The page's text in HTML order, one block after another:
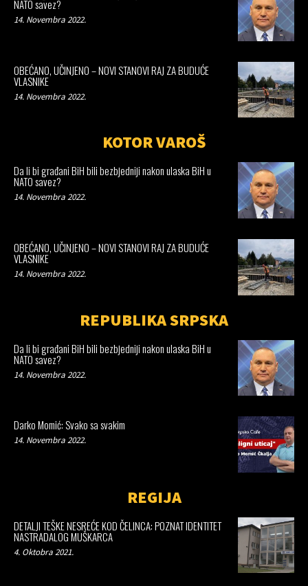
NATO savez?
14. Novembra 2022.
OBEĆANO, UČINJENO – NOVI STANOVI RAJ ZA BUDUĆE
VLASNIKE
14. Novembra 2022.
KOTOR VAROŠ
Da li bi građani BiH bili bezbjedniji nakon ulaska BiH u
NATO savez?
14. Novembra 2022.
OBEĆANO, UČINJENO – NOVI STANOVI RAJ ZA BUDUĆE
VLASNIKE
14. Novembra 2022.
REPUBLIKA SRPSKA
Da li bi građani BiH bili bezbjedniji nakon ulaska BiH u
NATO savez?
14. Novembra 2022.
Darko Momić: Svako sa svakim
14. Novembra 2022.
REGIJA
DETALJI TEŠKE NESREĆE KOD ČELINCA: POZNAT IDENTITET
NASTRADALOG MUŠKARCA
4. Oktobra 2021.